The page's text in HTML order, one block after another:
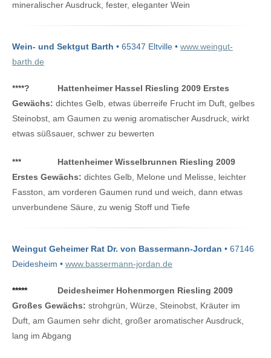
mineralischer Ausdruck, fester, eleganter Wein
Wein- und Sektgut Barth • 65347 Eltville • www.weingut-
barth.de
****?
Hattenheimer Hassel Riesling 2009 Erstes
Gewächs: dichtes Gelb, etwas überreife Frucht im Duft, gelbes
Steinobst, am Gaumen zu wenig aromatischer Ausdruck, wirkt
etwas süßsauer, schwer zu bewerten
***
Hattenheimer Wisselbrunnen Riesling 2009
Erstes Gewächs: dichtes Gelb, Melone und Melisse, leichter
Fasston, am vorderen Gaumen rund und weich, dann etwas
unverbundene Säure, zu wenig Stoff und Tiefe
Weingut Geheimer Rat Dr. von Bassermann-Jordan • 67146
Deidesheim • www.bassermann-jordan.de
*****
Deidesheimer Hohenmorgen Riesling 2009
Großes Gewächs: strohgrün, Würze, Steinobst, Kräuter im
Duft, am Gaumen sehr dicht, großer aromatischer Ausdruck,
lang im Abgang